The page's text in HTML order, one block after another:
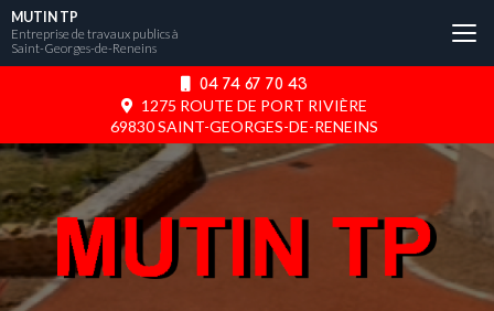
Aller
au
contenu
04 74 67 70 43
1275 ROUTE DE PORT RIVIÈRE
69830 SAINT-GEORGES-DE-RENEINS
MUTIN TP
Entreprise de travaux publics à
Saint-Georges-de-Reneins